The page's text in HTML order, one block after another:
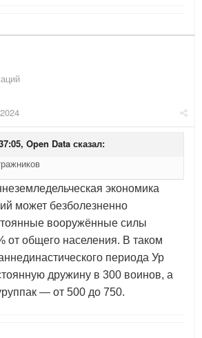
Open Data сказал:
экономика
может безболезненно
вооружённые силы
от общего населения. В таком
периода Ур
дружину в 300 воинов, а
— от 500 до 750.